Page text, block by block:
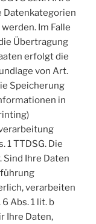
Datenkategorien
Im Falle
Übertragung
erfolgt die
von Art.
Speicherung
in
1 TTDSG. Die
Ihre Daten
verarbeiten
Abs. 1 lit. b
Ihre Daten,